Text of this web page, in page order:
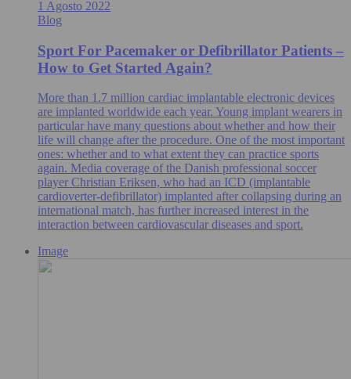
1 Agosto 2022
Blog
Sport For Pacemaker or Defibrillator Patients –
How to Get Started Again?
More than 1.7 million cardiac implantable electronic devices
are implanted worldwide each year. Young implant wearers in
particular have many questions about whether and how their
life will change after the procedure. One of the most important
ones: whether and to what extent they can practice sports
again. Media coverage of the Danish professional soccer
player Christian Eriksen, who had an ICD (implantable
cardioverter-defibrillator) implanted after collapsing during an
international match, has further increased interest in the
interaction between cardiovascular diseases and sport.
Image